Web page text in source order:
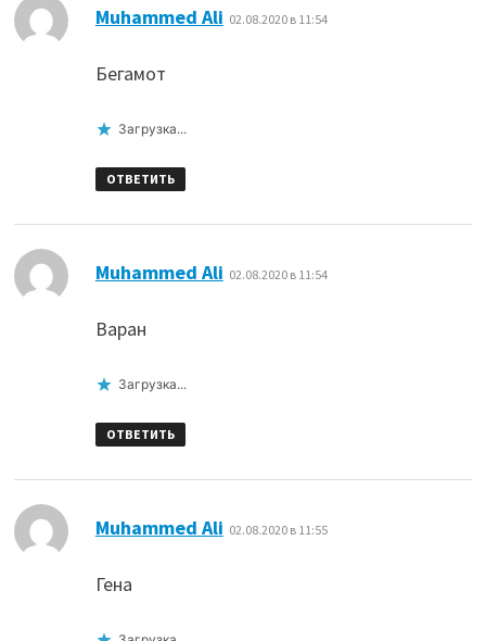
Muhammed Ali 02.08.2020 в 11:54
Бегамот
Загрузка...
ОТВЕТИТЬ
Muhammed Ali 02.08.2020 в 11:54
Варан
Загрузка...
ОТВЕТИТЬ
Muhammed Ali 02.08.2020 в 11:55
Гена